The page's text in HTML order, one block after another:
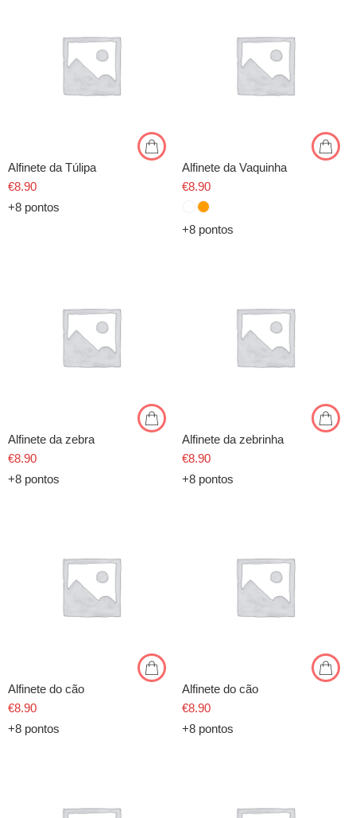
Alfinete da Túlipa
€8.90
+8 pontos
Alfinete da Vaquinha
€8.90
+8 pontos
Alfinete da zebra
€8.90
+8 pontos
Alfinete da zebrinha
€8.90
+8 pontos
Alfinete do cão
€8.90
+8 pontos
Alfinete do cão
€8.90
+8 pontos